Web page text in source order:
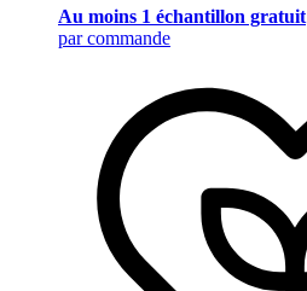
Au moins 1 échantillon gratuit
par commande